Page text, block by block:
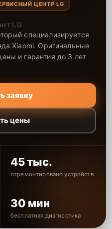
ЦЕНТР LG
LG
специализируется
Xiaomi. Оригинальные
и гарантия до 3 лет
заявку
цены
45 тыс.
отремонтировано устройств
30 мин
бесплатная диагностика